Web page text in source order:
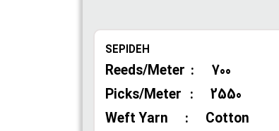
SEPIDEH
Reeds/Meter : 700
Picks/Meter : 2550
Weft Yarn : Cotton